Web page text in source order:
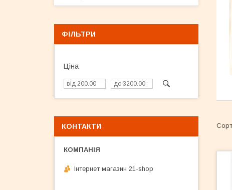
ФІЛЬТРИ
Ціна
КОНТАКТИ
Інтернет магазин 21-shop